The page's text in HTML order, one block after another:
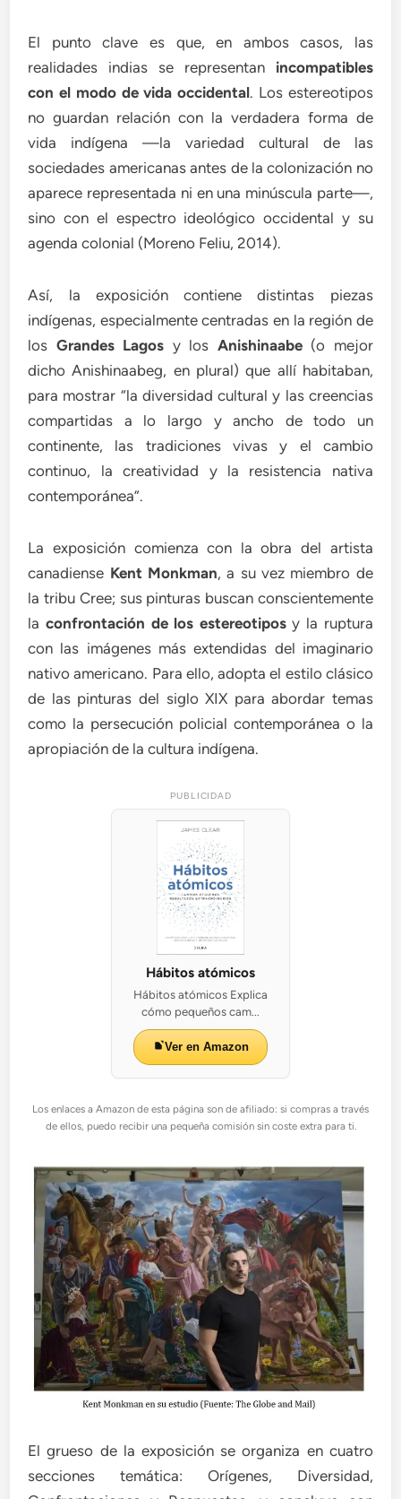
El punto clave es que, en ambos casos, las
realidades indias se representan incompatibles
con el modo de vida occidental. Los estereotipos
no guardan relación con la verdadera forma de
vida indígena —la variedad cultural de las
sociedades americanas antes de la colonización no
aparece representada ni en una minúscula parte—,
sino con el espectro ideológico occidental y su
agenda colonial (Moreno Feliu, 2014).
Así, la exposición contiene distintas piezas
indígenas, especialmente centradas en la región de
los Grandes Lagos y los Anishinaabe(o mejor
dicho Anishinaabeg, en plural) que allí habitaban,
para mostrar “la diversidad cultural y las creencias
compartidas a lo largo y ancho de todo un
continente, las tradiciones vivas y el cambio
continuo, la creatividad y la resistencia nativa
contemporánea”.
La exposición comienza con la obra del artista
canadiense Kent Monkman, a su vez miembro de
la tribu Cree; sus pinturas buscan conscientemente
la confrontación de los estereotiposy la ruptura
con las imágenes más extendidas del imaginario
nativo americano. Para ello, adopta el estilo clásico
de las pinturas del siglo XIX para abordar temas
como la persecución policial contemporánea o la
apropiación de la cultura indígena.
PUBLICIDAD
Hábitos atómicos
Hábitos atómicos Explica
cómo pequeños cam...
Ver en Amazon
Los enlaces a Amazon de esta página son de afiliado: si compras a través
de ellos, puedo recibir una pequeña comisión sin coste extra para ti.
El grueso de la exposición se organiza en cuatro
secciones temática: Orígenes, Diversidad,